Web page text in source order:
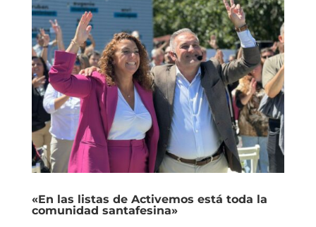
«En las listas de Activemos está toda la
comunidad santafesina»